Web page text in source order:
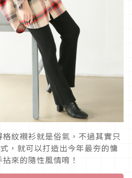
紋襯衫就是俗氣，不過其實只
，就可以打造出今年最夯的慵
來的隨性風情唷！